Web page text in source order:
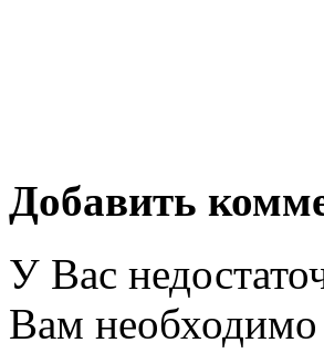
Добавить
У Вас
Вам необходимо